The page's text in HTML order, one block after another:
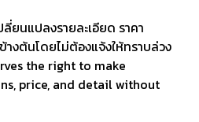
ยนแปลงรายละเอียด ราคา
งต้นโดยไม่ต้องแจ้งให้ทราบล่วง
the right to make
price, and detail without